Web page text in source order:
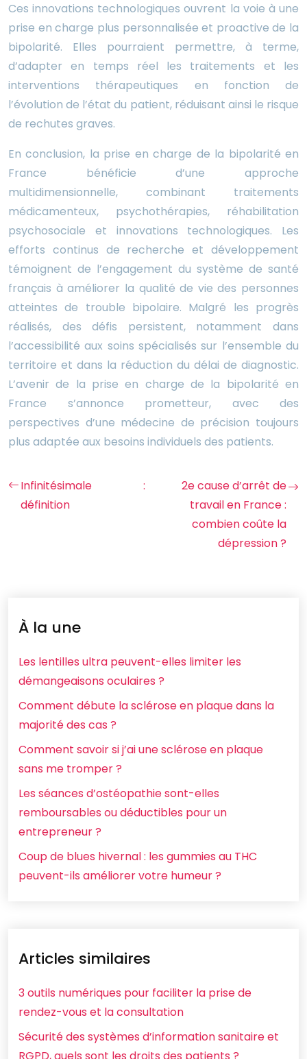
Ces innovations technologiques ouvrent la voie à une
prise en charge plus personnalisée et proactive de la
bipolarité. Elles pourraient permettre, à terme,
d’adapter en temps réel les traitements et les
interventions thérapeutiques en fonction de
l’évolution de l’état du patient, réduisant ainsi le risque
de rechutes graves.
En conclusion, la prise en charge de la bipolarité en
France bénéficie d’une approche
multidimensionnelle, combinant traitements
médicamenteux, psychothérapies, réhabilitation
psychosociale et innovations technologiques. Les
efforts continus de recherche et développement
témoignent de l’engagement du système de santé
français à améliorer la qualité de vie des personnes
atteintes de trouble bipolaire. Malgré les progrès
réalisés, des défis persistent, notamment dans
l’accessibilité aux soins spécialisés sur l’ensemble du
territoire et dans la réduction du délai de diagnostic.
L’avenir de la prise en charge de la bipolarité en
France s’annonce prometteur, avec des
perspectives d’une médecine de précision toujours
plus adaptée aux besoins individuels des patients.
Infinitésimale :
définition
2e cause d’arrêt de
travail en France :
combien coûte la
dépression ?
À la une
Les lentilles ultra peuvent-elles limiter les
démangeaisons oculaires ?
Comment débute la sclérose en plaque dans la
majorité des cas ?
Comment savoir si j’ai une sclérose en plaque
sans me tromper ?
Les séances d’ostéopathie sont-elles
remboursables ou déductibles pour un
entrepreneur ?
Coup de blues hivernal : les gummies au THC
peuvent-ils améliorer votre humeur ?
Articles similaires
3 outils numériques pour faciliter la prise de
rendez-vous et la consultation
Sécurité des systèmes d’information sanitaire et